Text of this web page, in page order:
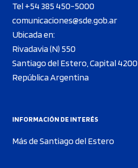
Tel +54 385 450-5000
comunicaciones@sde.gob.ar
Ubicada en:
Rivadavia (N) 550
Santiago del Estero, Capital 4200
República Argentina
INFORMACIÓN DE INTERÉS
Más de Santiago del Estero